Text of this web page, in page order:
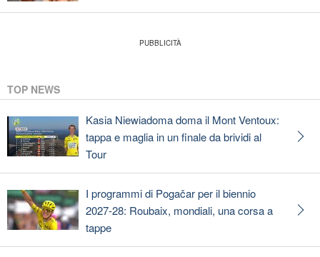
TOP NEWS
Kasia Niewiadoma doma il Mont Ventoux:
tappa e maglia in un finale da brividi al
Tour
I programmi di Pogačar per il biennio
2027-28: Roubaix, mondiali, una corsa a
tappe